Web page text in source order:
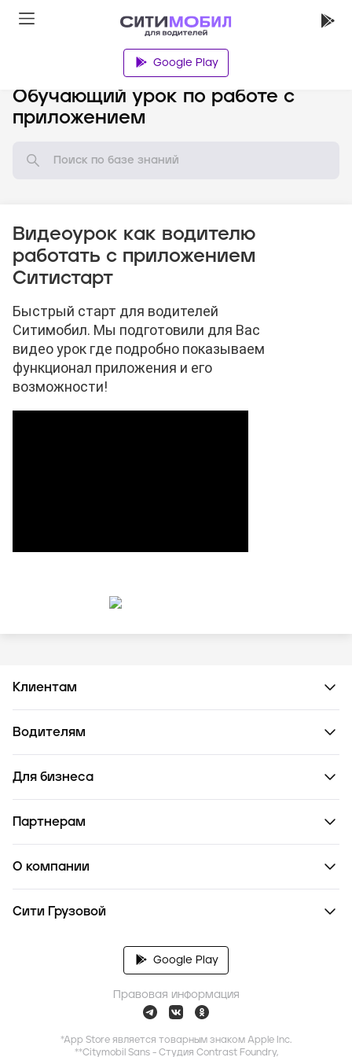
Google Play
Обучающий урок по работе с
приложением
Видеоурок как водителю
работать с приложением
Ситистарт
Быстрый старт для водителей
Ситимобил. Мы подготовили для Вас
видео урок где подробно показываем
функционал приложения и его
возможности!
Клиентам
Водителям
Для бизнеса
Партнерам
О компании
Сити Грузовой
Google Play
Правовая информация
*App Store является товарным знаком Apple Inc.
**Citymobil Sans - Студия Contrast Foundry,